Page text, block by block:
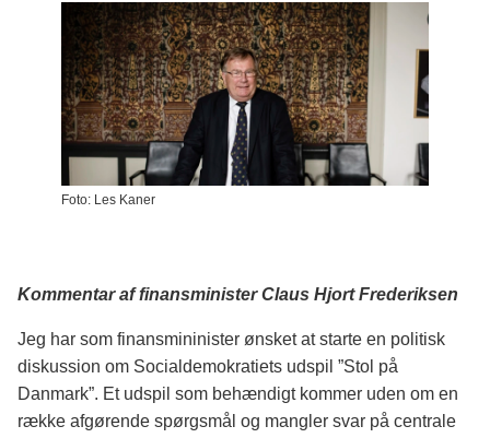
Foto: Les Kaner
Kommentar af finansminister Claus Hjort Frederiksen
Jeg har som finansmininister ønsket at starte en politisk
diskussion om Socialdemokratiets udspil ”Stol på
Danmark”. Et udspil som behændigt kommer uden om en
række afgørende spørgsmål og mangler svar på centrale